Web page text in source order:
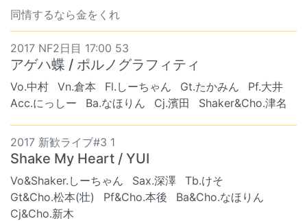
同情するなら金をくれ
2017 NF2日目 17:00 53
アゲハ蝶 / ポルノグラフィティ
Vo.中村 Vn.倉本 Fl.しーちゃん Gt.たかみん
Pf.大井
Acc.にっしー
Ba.なほりん Cj.濱田 Shaker&Cho.津名
2017 新歓ライブ#3 1
Shake My Heart / YUI
Vo&Shaker.しーちゃん Sax.深澤
Tb.けそ
Gt&Cho.松本(壮)
Pf&Cho.本後
Ba&Cho.なほりん
Cj&Cho.新木